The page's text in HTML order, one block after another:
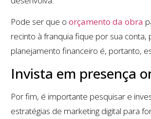
Pode ser que oorçamento da obra
recinto à franquia fique por sua conta,
planejamento financeiro é, portanto,
Invista em presença
Por fim, é importante pesquisar e
estratégias de marketing digital para